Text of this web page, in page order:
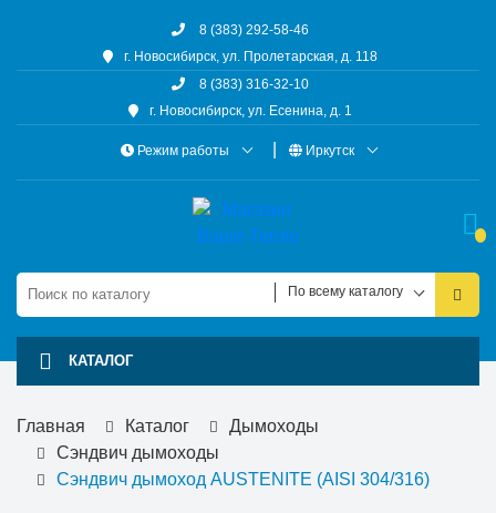
8 (383) 292-58-46
г. Новосибирск, ул. Пролетарская, д. 118
8 (383) 316-32-10
г. Новосибирск, ул. Есенина, д. 1
Режим работы Иркутск
По всему каталогу
КАТАЛОГ
Главная Каталог
Дымоходы
Сэндвич дымоходы
Сэндвич дымоход AUSTENITE (AISI 304/316)